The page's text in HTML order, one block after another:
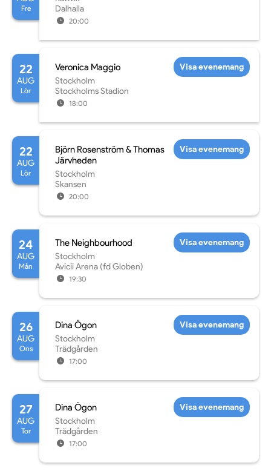
Fre
Dalhalla
20:00
22
AUG
Lör
Veronica Maggio
Stockholm
Stockholms Stadion
18:00
Visa evenemang
22
AUG
Lör
Björn Rosenström & Thomas
Järvheden
Stockholm
Skansen
20:00
Visa evenemang
24
AUG
Mån
The Neighbourhood
Stockholm
Avicii Arena (fd Globen)
19:30
Visa evenemang
26
AUG
Ons
Dina Ögon
Stockholm
Trädgården
17:00
Visa evenemang
27
AUG
Tor
Dina Ögon
Stockholm
Trädgården
17:00
Visa evenemang